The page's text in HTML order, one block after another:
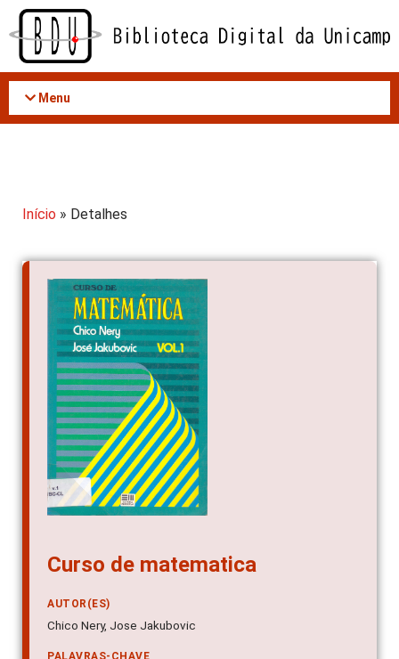
Acessar
conteúdo
Menu
Início » Detalhes
Curso de matematica
AUTOR(ES)
Chico Nery, Jose Jakubovic
PALAVRAS-CHAVE